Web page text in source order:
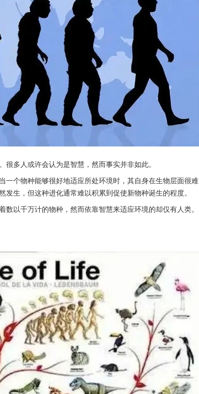
多人或许会认为是智慧，然而事实并非如此。
个物种能够很好地适应所处环境时，其自身在生物层面很难
生，但这种进化通常难以积累到促使新物种诞生的程度。
以千万计的物种，然而依靠智慧来适应环境的却仅有人类。